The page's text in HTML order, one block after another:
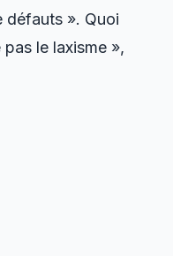
défauts ». Quoi
le laxisme »,